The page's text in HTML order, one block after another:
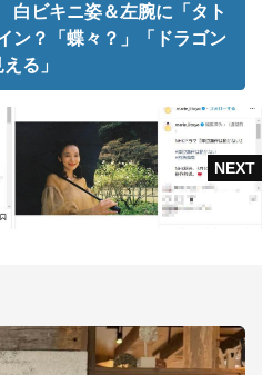
ビキニ姿＆左腕に「タト
ン？「蝶々？」「ドラゴン
る」